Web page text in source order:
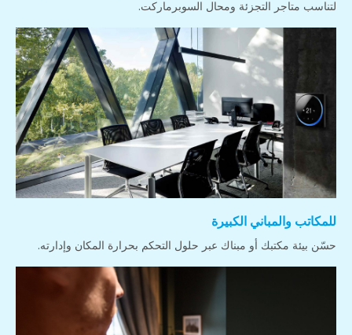
لتناسب متاجر التجزئة ومحال السوبرماركت.
للمكاتب والمباني الكبيرة
حسّن بيئة مكتبك أو مبناك عبر حلول التحكم بحرارة المكان وإدارته.